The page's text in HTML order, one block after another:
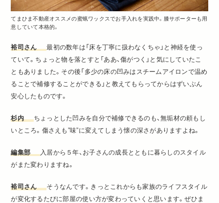
てまひま不動産オススメの蜜蝋ワックスでお手入れを実践中。膝サポーターも用
意していて本格的。
裕司さん
最初の数年は「床を丁寧に扱わなくちゃ」と神経を使っ
ていて。ちょっと物を落とすと「ああ、傷がつく」と気にしていたこ
ともありました。その後「多少の床の凹みはスチームアイロンで温め
ることで補修することができる」と教えてもらってからはずいぶん
安心したものです。
杉内
ちょっとした凹みを自分で補修できるのも、無垢材の頼もし
いところ。傷さえも”味”に変えてしまう懐の深さがありますよね。
編集部
入居から５年、お子さんの成長とともに暮らしのスタイル
がまた変わりますね。
裕司さん
そうなんです。きっとこれからも家族のライフスタイル
が変化するたびに部屋の使い方が変わっていくと思います。ぜひま